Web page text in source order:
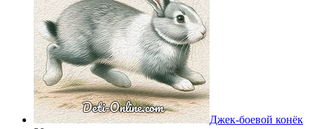
Джек-боевой конёк